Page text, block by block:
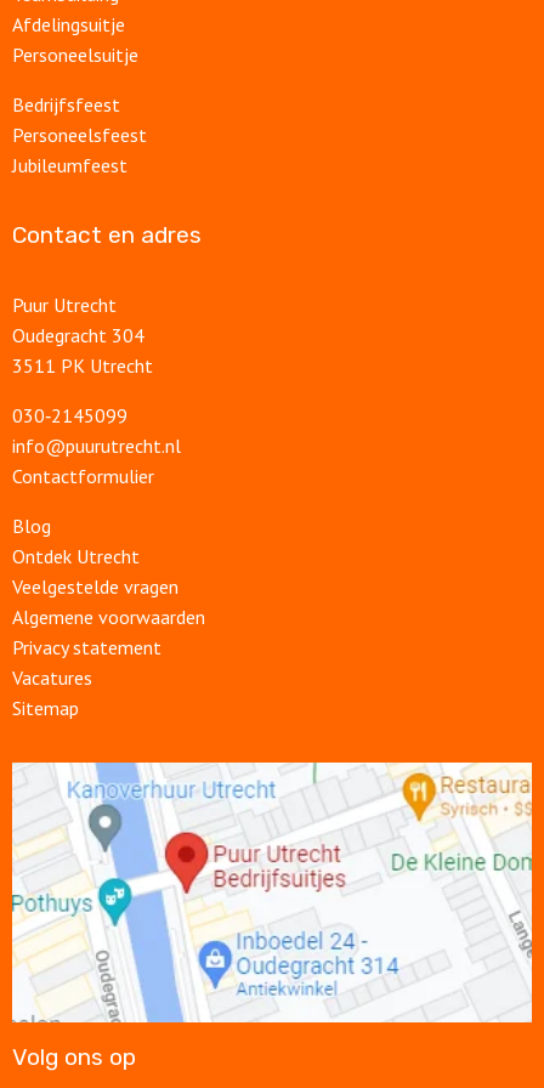
Afdelingsuitje
Personeelsuitje
Bedrijfsfeest
Personeelsfeest
Jubileumfeest
Contact en adres
Puur Utrecht
Oudegracht 304
3511 PK Utrecht
030‑2145099
info@puurutrecht.nl
Contactformulier
Blog
Ontdek Utrecht
Veelgestelde vragen
Algemene voorwaarden
Privacy statement
Vacatures
Sitemap
link
Volg ons op